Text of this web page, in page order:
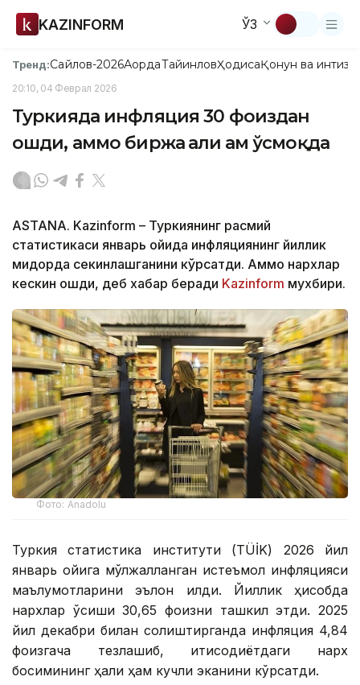
KAZINFORM ЎЗ
Тренд:Сайлов-2026АқордаТайинловҲодисаҚонун ва
20:10, 04 Феврал 2026
Туркияда инфляция 30 фоиздан
ошди, аммо биржа ҳали ҳам ўсмоқда
ASTANА. Kazinform – Туркиянинг расмий
статистикаси январь ойида инфляциянинг йиллик
миқдорда секинлашганини кўрсатди. Аммо нархлар
кескин ошди, деб хабар беради Kazinform мухбири.
Фото: Аnadolu
Туркия статистика институти (TÜİK) 2026 йил
январь ойига мўлжалланган истеъмол инфляцияси
маълумотларини эълон қилди. Йиллик ҳисобда
нархлар ўсиши 30,65 фоизни ташкил этди. 2025
йил декабри билан солиштирганда инфляция 4,84
фоизгача тезлашиб, иқтисодиётдаги нарх
босимининг ҳали ҳам кучли эканини кўрсатди.